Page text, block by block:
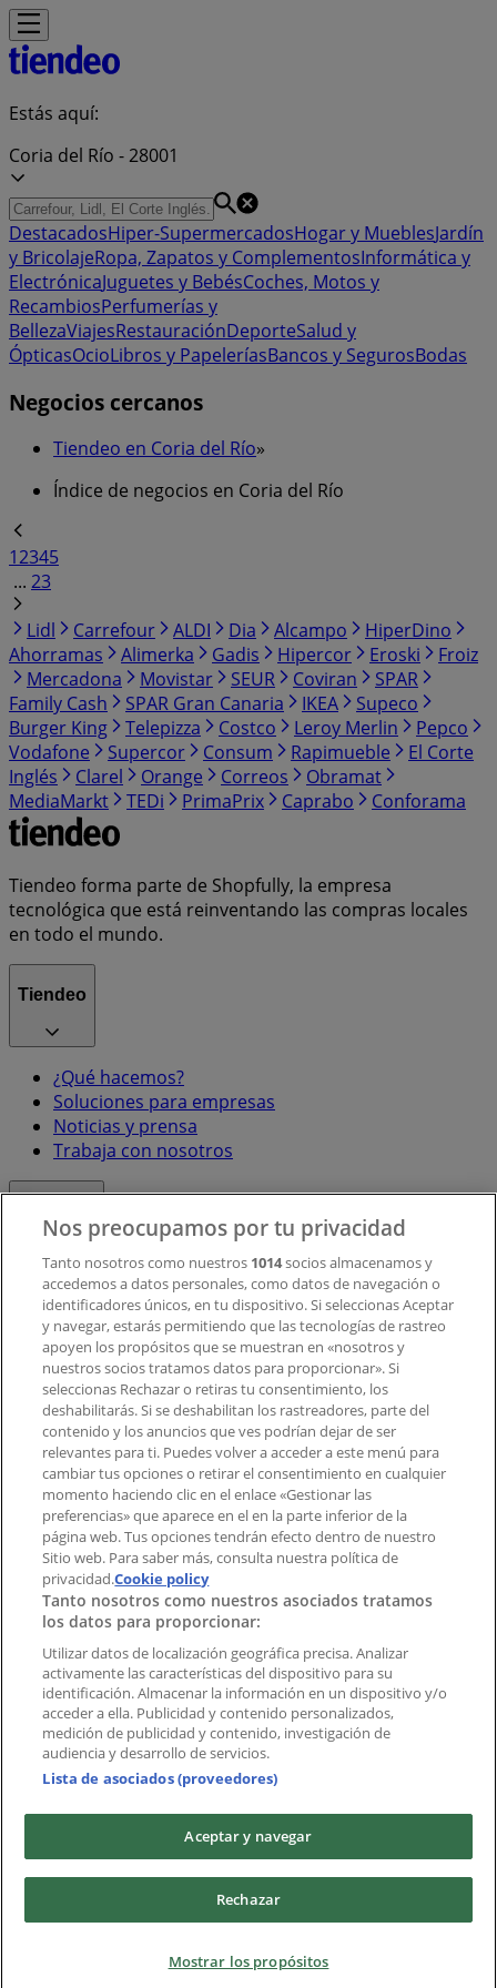
Estás aquí:
Coria del Río - 28001
DestacadosHiper-SupermercadosHogar y MueblesJardín
y BricolajeRopa, Zapatos y ComplementosInformática y
ElectrónicaJuguetes y BebésCoches, Motos y
RecambiosPerfumerías y
BellezaViajesRestauraciónDeporteSalud y
ÓpticasOcioLibros y PapeleríasBancos y SegurosBodas
Negocios cercanos
Tiendeo en Coria del Río»
Índice de negocios en Coria del Río
12345
... 23
Lidl
Carrefour ALDI Dia Alcampo
HiperDino
Ahorramas
Alimerka Gadis Hipercor Eroski
Froiz
Mercadona
Movistar SEUR Coviran
SPAR
Family Cash
SPAR Gran Canaria IKEA
Supeco
Burger King
Telepizza Costco Leroy Merlin
Pepco
Vodafone
Supercor Consum Rapimueble
El Corte
Inglés
Clarel Orange Correos
Obramat
MediaMarkt
TEDi PrimaPrix Caprabo Conforama
Tiendeo forma parte de Shopfully, la empresa
tecnológica que está reinventando las compras locales
en todo el mundo.
Tiendeo
¿Qué hacemos?
Soluciones para empresas
Noticias y prensa
Trabaja con nosotros
Contacto comercial y de marketing
Tienda mal colocada en el mapa
Notificar un folleto
¿Encontraste un problema en la web o en la
aplicación?
Índices
Marcas
Marcas locales
Negocios
Negocios cercanos
Productos
Productos locales
Ciudades
Descargar la APP Tiendeo
Copyright © Tiendeo ® 2026 · Shopfully Marketing S.L.U. –
Términos y condicionesPolítica de privacidad
Nos preocupamos por tu privacidad
Tanto nosotros como nuestros 1014socios almacenamos y
accedemos a datos personales, como datos de navegación o
identificadores únicos, en tu dispositivo. Si seleccionas Aceptar
y navegar, estarás permitiendo que las tecnologías de rastreo
apoyen los propósitos que se muestran en «nosotros y
nuestros socios tratamos datos para proporcionar». Si
seleccionas Rechazar o retiras tu consentimiento, los
deshabilitarás. Si se deshabilitan los rastreadores, parte del
contenido y los anuncios que ves podrían dejar de ser
relevantes para ti. Puedes volver a acceder a este menú para
cambiar tus opciones o retirar el consentimiento en cualquier
momento haciendo clic en el enlace «Gestionar las
preferencias» que aparece en el en la parte inferior de la
página web. Tus opciones tendrán efecto dentro de nuestro
Sitio web. Para saber más, consulta nuestra política de
privacidad.Cookie policy
Tanto nosotros como nuestros asociados tratamos
los datos para proporcionar:
Utilizar datos de localización geográfica precisa. Analizar
activamente las características del dispositivo para su
identificación. Almacenar la información en un dispositivo y/o
acceder a ella. Publicidad y contenido personalizados,
medición de publicidad y contenido, investigación de
audiencia y desarrollo de servicios.
Lista de asociados (proveedores)
Aceptar y navegar
Rechazar
Mostrar los propósitos